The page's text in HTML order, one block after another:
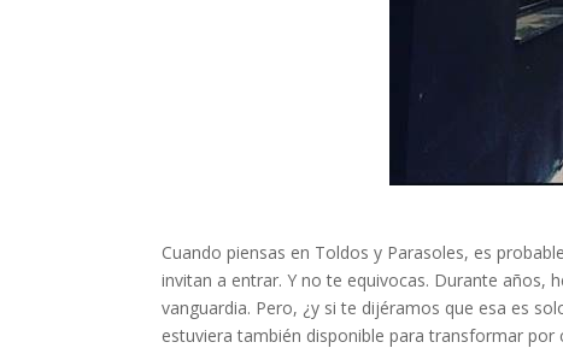
Cuando piensas en Toldos y Parasoles, es
invitan a entrar. Y no te equivocas. Durante años,
vanguardia. Pero, ¿y si te dijéramos que esa es
estuviera también disponible para transformar